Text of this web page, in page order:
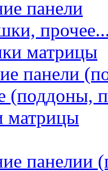
панели
матрицы
панели
(поддоны,
матрицы
панелии